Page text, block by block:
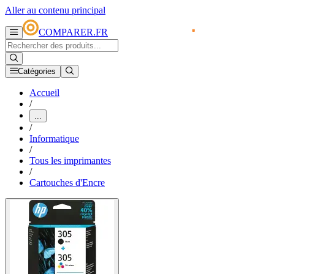
Aller au contenu principal
COMPARER.FR
Catégories
Accueil
/
...
/
Informatique
/
Tous les imprimantes
/
Cartouches d'Encre